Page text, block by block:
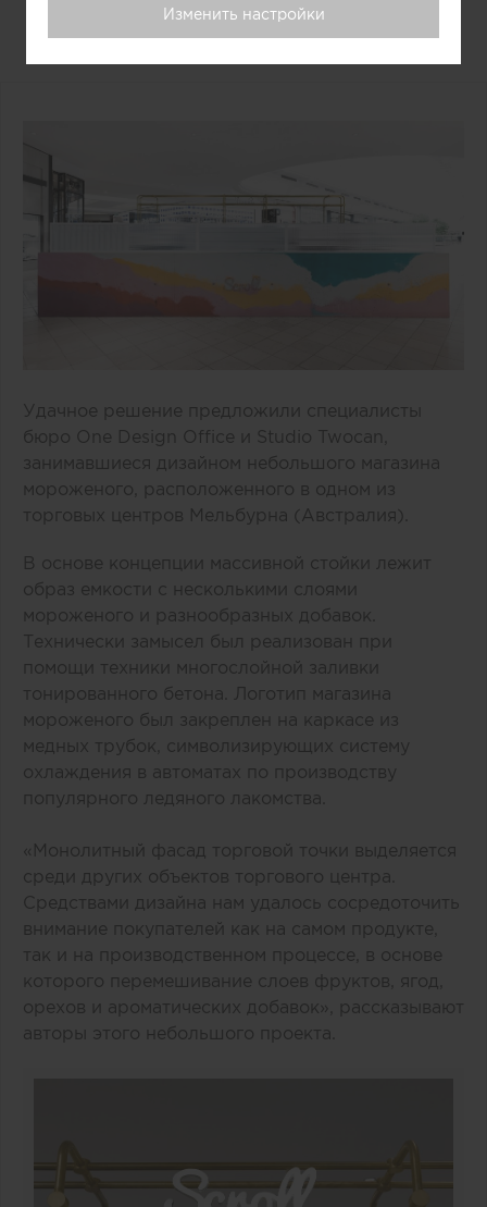
Дизайнерский прилавок в
Удачное решение предложили специалисты
бюро One Design Office и Studio Twocan,
занимавшиеся дизайном небольшого магазина
мороженого, расположенного в одном из
торговых центров Мельбурна (Австралия).
В основе концепции массивной стойки лежит
образ емкости с несколькими слоями
мороженого и разнообразных добавок.
Технически замысел был реализован при
помощи техники многослойной заливки
тонированного бетона. Логотип магазина
мороженого был закреплен на каркасе из
медных трубок, символизирующих систему
охлаждения в автоматах по производству
популярного ледяного лакомства.
«Монолитный фасад торговой точки выделяется
среди других объектов торгового центра.
Средствами дизайна нам удалось сосредоточить
внимание покупателей как на самом продукте,
так и на производственном процессе, в основе
которого перемешивание слоев фруктов, ягод,
орехов и ароматических добавок», рассказывают
авторы этого небольшого проекта.
Изменить настройки